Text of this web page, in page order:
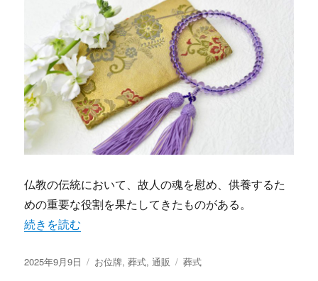
仏教の伝統において、故人の魂を慰め、供養するた
めの重要な役割を果たしてきたものがある。
“お位牌の現代的通販事情と伝統の調和がもたらす新た
続きを読む
投
2025年9月9日
カ
お位牌,葬式,通販
タ
葬式